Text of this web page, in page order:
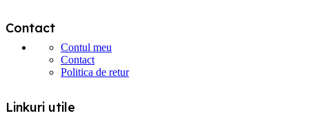
Contact
Contul meu
Contact
Politica de retur
Linkuri utile